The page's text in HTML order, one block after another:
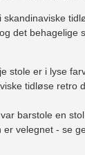
skandinaviske
det behagelige
stole er i lyse
tidløse retro
barstole en
er velegnet - se